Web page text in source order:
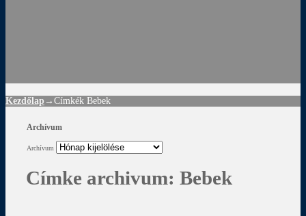
Kezdőlap →Címkék Bebek
Archívum
Archívum
Címke archivum:Bebek